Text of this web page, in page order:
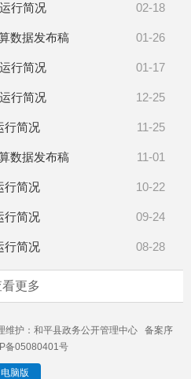
02-18
行简况
01-26
数据发布稿
01-17
行简况
12-25
行简况
11-25
行简况
11-01
数据发布稿
10-22
行简况
09-24
行简况
08-28
行简况
更多
维护：和平县政务公开管理中心 备案序
备05080401号
电脑版